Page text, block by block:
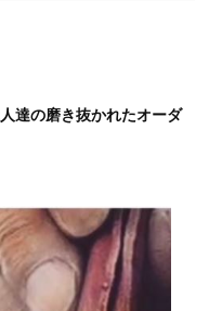
達の磨き抜かれたオーダ